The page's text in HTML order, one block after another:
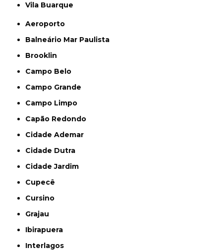
Vila Buarque
Aeroporto
Balneário Mar Paulista
Brooklin
Campo Belo
Campo Grande
Campo Limpo
Capão Redondo
Cidade Ademar
Cidade Dutra
Cidade Jardim
Cupecê
Cursino
Grajau
Ibirapuera
Interlagos